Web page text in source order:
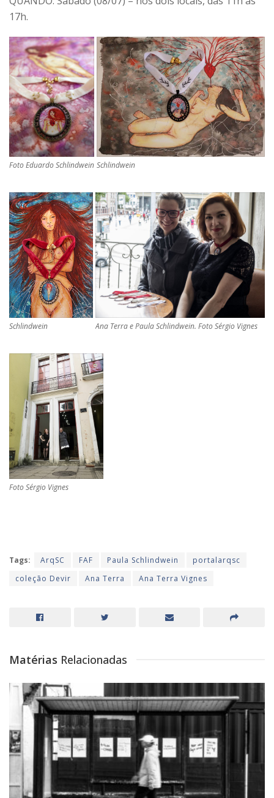
17h.
Foto Eduardo Schlindwein Schlindwein
Schlindwein Ana Terra e Paula Schlindwein. Foto Sérgio Vignes
Foto Sérgio Vignes
Tags: ArqSC FAF Paula Schlindwein
portalarqsc
coleção Devir
Ana Terra Ana Terra Vignes
Matérias Relacionadas